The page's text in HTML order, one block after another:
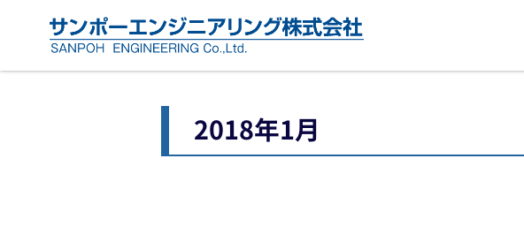
2018年1月